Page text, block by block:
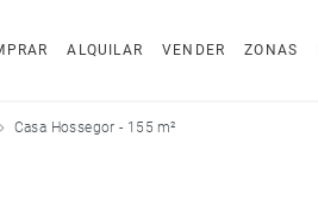
ALQUILAR VENDER ZONAS
Casa Hossegor - 155 m²